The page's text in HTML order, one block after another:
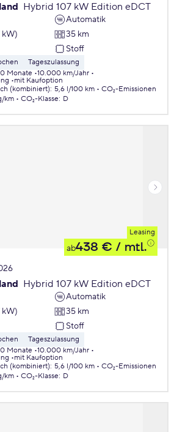
Hybrid 107 kW Edition eDCT
Automatik
kW)
35 km
Stoff
Tageszulassung
Monate 10.000 km/Jahr
mit Kaufoption
(kombiniert): 5,6 l/100 km
CO₂-Emissionen
km CO₂-Klasse: D
Leasing
ab438 € / mtl.
Hybrid 107 kW Edition eDCT
Automatik
kW)
35 km
Stoff
Tageszulassung
Monate 10.000 km/Jahr
mit Kaufoption
(kombiniert): 5,6 l/100 km
CO₂-Emissionen
km CO₂-Klasse: D